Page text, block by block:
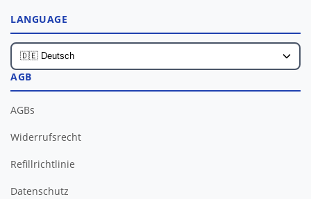
LANGUAGE
AGB
AGBs
Widerrufsrecht
Refillrichtlinie
Datenschutz